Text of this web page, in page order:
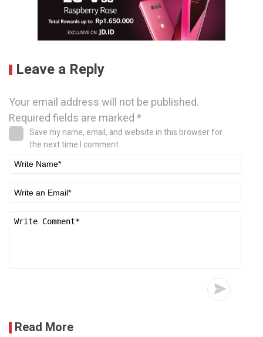
Leave a Reply
Your email address will not be published.
Required fields are marked*
Save my name, email, and website in this browser for
the next time I comment.
Read More